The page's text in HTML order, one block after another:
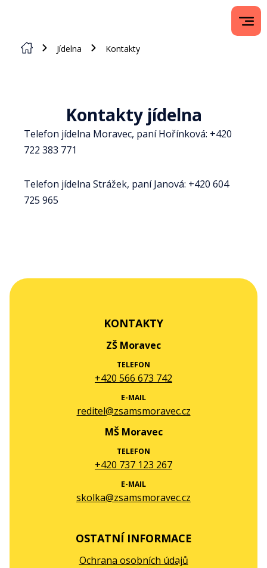
Jídelna Kontakty
Kontakty jídelna
Telefon jídelna Moravec, paní Hořínková: +420
722 383 771
Telefon jídelna Strážek, paní Janová: +420 604
725 965
KONTAKTY
ZŠ Moravec
TELEFON
+420 566 673 742
E-MAIL
reditel@zsamsmoravec.cz
MŠ Moravec
TELEFON
+420 737 123 267
E-MAIL
skolka@zsamsmoravec.cz
OSTATNÍ INFORMACE
Ochrana osobních údajů